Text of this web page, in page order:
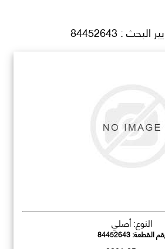
: 84452643
النوع: أصلي
القطعة:84452643